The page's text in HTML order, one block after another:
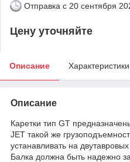
Отправка с 20 сентября
Цену уточняйте
Описание Характеристики
Описание
Каретки тип GT
JET такой же
устанавливать на
Балка должна быть надежно